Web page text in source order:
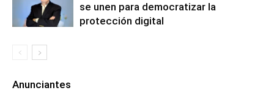
se unen para democratizar la
protección digital
Anunciantes